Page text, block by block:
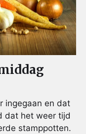
ingegaan en dat
dat het weer tijd
stamppotten.